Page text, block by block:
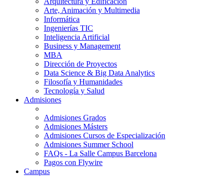
Arte, Animación y Multimedia
Informática
Ingenierías TIC
Inteligencia Artificial
Business y Management
MBA
Dirección de Proyectos
Data Science & Big Data Analytics
Filosofía y Humanidades
Tecnología y Salud
Admisiones
Admisiones Grados
Admisiones Másters
Admisiones Cursos de Especialización
Admisiones Summer School
FAQs - La Salle Campus Barcelona
Pagos con Flywire
Campus